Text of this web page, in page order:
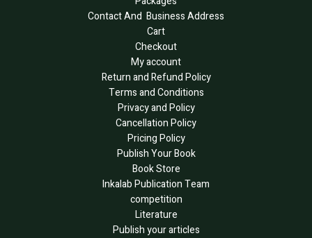
Contact And Business Address
Cart
Checkout
My account
Return and Refund Policy
Terms and Conditions
Privacy and Policy
Cancellation Policy
Pricing Policy
Publish Your Book
Book Store
Inkalab Publication Team
competition
Literature
Publish your articles